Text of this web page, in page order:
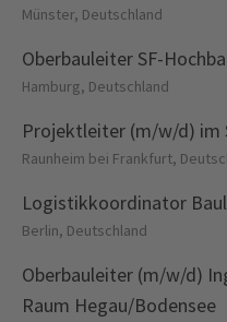
Münster, Deutschland
Oberbauleiter SF-
Hamburg, Deutschland
Projektleiter (m/w/d) im
Raunheim bei Frankfurt,
Logistikkoordinator
Berlin, Deutschland
Oberbauleiter (m/w/d)
Raum Hegau/Bodensee